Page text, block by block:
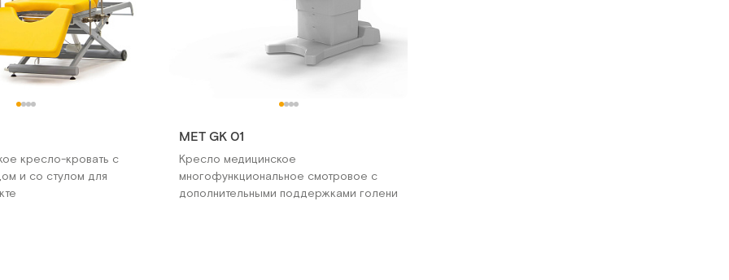
кресло-кровать с
и со стулом для
MET GK 01
Кресло медицинское
многофункциональное смотровое с
дополнительными поддержками голени